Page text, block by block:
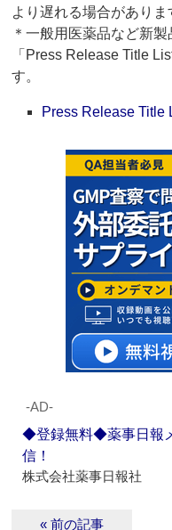
より遅れる場合がありま
＊一般用医薬品など新
「Press Release Title
す。
Press Release Title
‐AD‐
◆登録無料◆薬事日報
信！
株式会社薬事日報社
« 前の記事